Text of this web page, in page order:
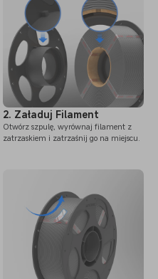
2. Załaduj Filament
Otwórz szpulę, wyrównaj filament z
zatrzaskiem i zatrzaśnij go na miejscu.